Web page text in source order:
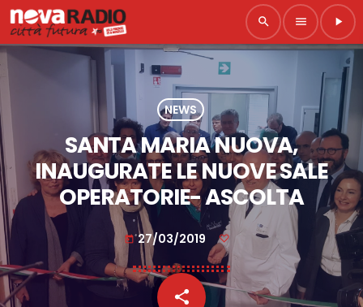
search menu play_arrow
NEWS
SANTA MARIA NUOVA,
INAUGURATE LE NUOVE SALE
OPERATORIE- ASCOLTA
today 27/03/2019
share
email